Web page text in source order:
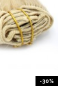
-30%